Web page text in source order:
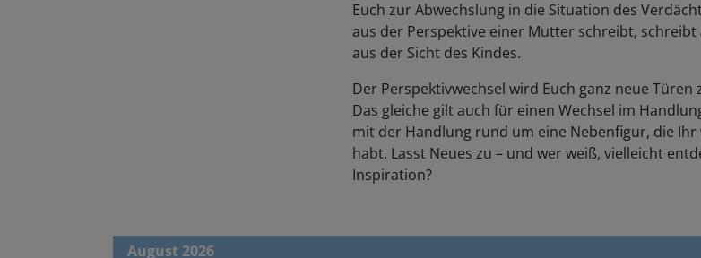
aus der Perspektive einer Mutter schreibt, schreibt
aus der Sicht des Kindes.
Der Perspektivwechsel wird Euch ganz neue Türen
Das gleiche gilt auch für einen Wechsel im
mit der Handlung rund um eine Nebenfigur, die
habt. Lasst Neues zu – und wer weiß, vielleicht
Inspiration?
August 2026